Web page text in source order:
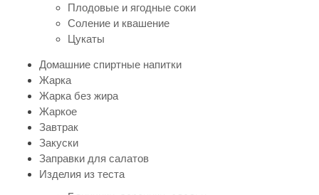
Плодовые и ягодные соки
Соление и квашение
Цукаты
Домашние спиртные напитки
Жарка
Жарка без жира
Жаркое
Завтрак
Закуски
Заправки для салатов
Изделия из теста